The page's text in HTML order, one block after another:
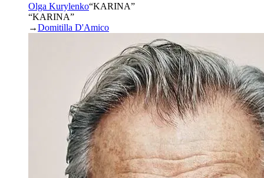
Olga Kurylenko“KARINA”
“KARINA”
→Domitilla D'Amico